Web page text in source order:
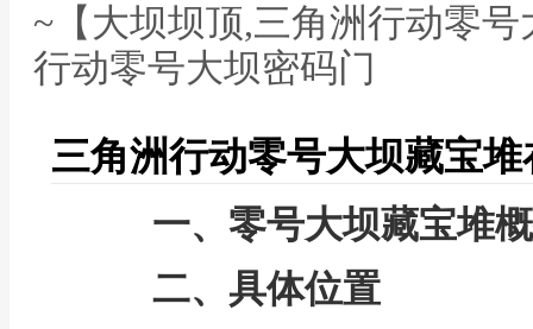
~【大坝坝顶,三角洲行动零
行动零号大坝密码门
三角洲行动零号大坝藏宝堆
一、零号大坝藏宝堆
二、具体位置